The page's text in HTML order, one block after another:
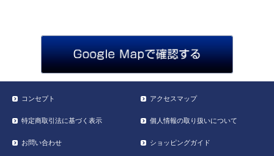
コンセプト アクセスマップ
特定商取引法に基づく表示 個人情報の取り扱いについて
お問い合わせ ショッピングガイド